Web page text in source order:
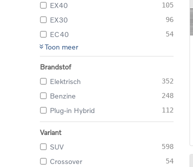
EX40 105
EX30 96
EC40 54
Toon meer
Brandstof
Elektrisch
352
Benzine 248
Plug-in Hybrid 112
Variant
SUV
598
Crossover 54